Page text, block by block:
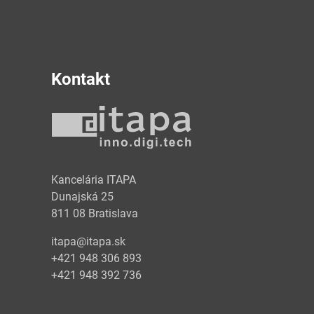
Kontakt
Kancelária ITAPA
Dunajská 25
811 08 Bratislava
itapa@itapa.sk
+421 948 306 893
+421 948 392 736